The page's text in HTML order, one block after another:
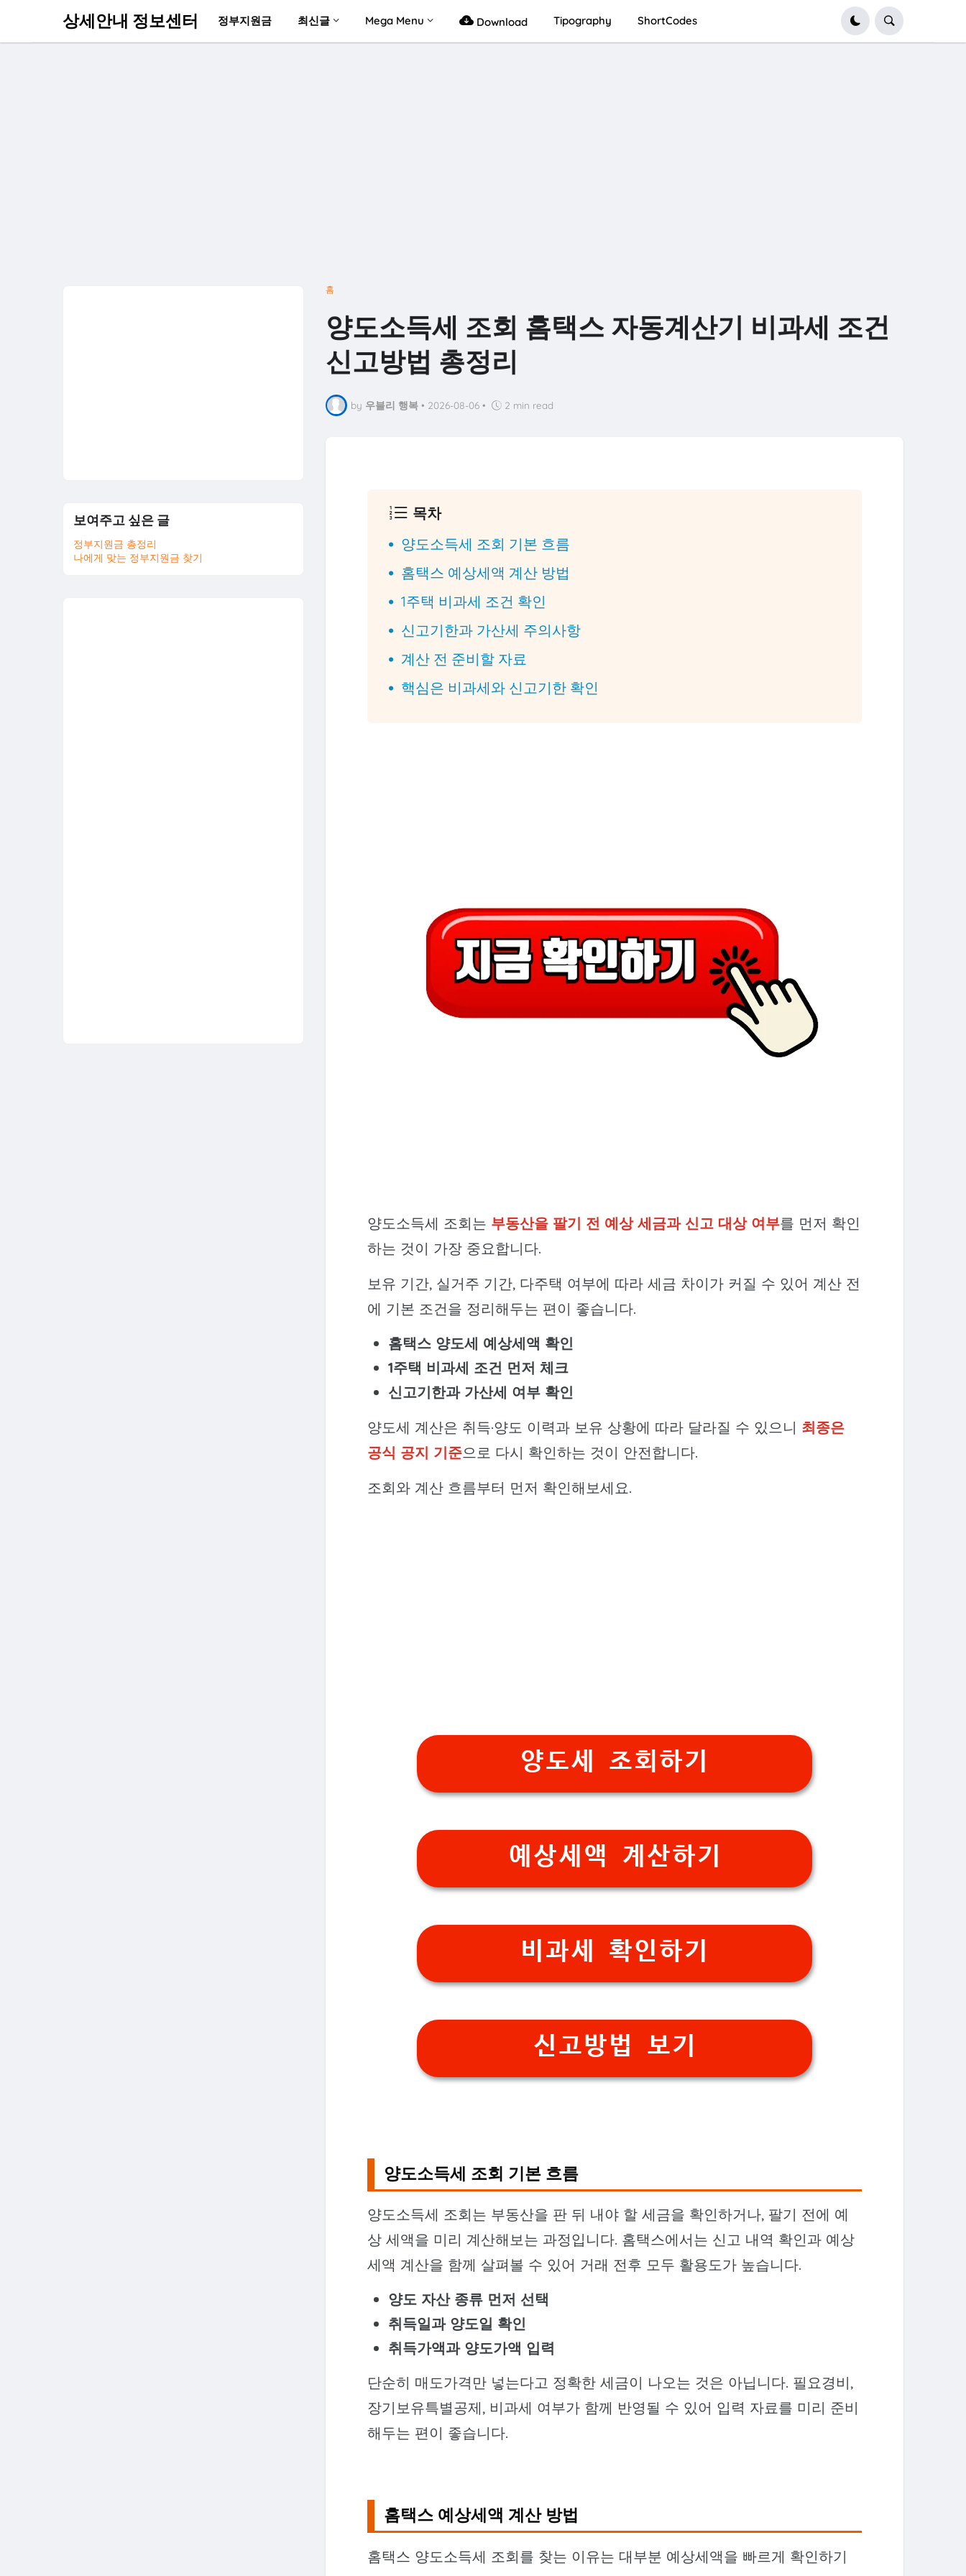
상세안내 정보센터 정부지원금 최신글 Mega Menu Download Tipography ShortCodes
홈
양도소득세 조회 홈택스 자동계산기 비과세 조건
신고방법 총정리
by 우블리 행복 • 2026-08-06 • 2 min read
목차
양도소득세 조회 기본 흐름
홈택스 예상세액 계산 방법
1주택 비과세 조건 확인
신고기한과 가산세 주의사항
계산 전 준비할 자료
핵심은 비과세와 신고기한 확인
양도소득세 조회는 부동산을 팔기 전 예상 세금과 신고 대상 여부를 먼저 확인
하는 것이 가장 중요합니다.
보유 기간, 실거주 기간, 다주택 여부에 따라 세금 차이가 커질 수 있어 계산 전
에 기본 조건을 정리해두는 편이 좋습니다.
홈택스 양도세 예상세액 확인
1주택 비과세 조건 먼저 체크
신고기한과 가산세 여부 확인
양도세 계산은 취득·양도 이력과 보유 상황에 따라 달라질 수 있으니 최종은
공식 공지 기준으로 다시 확인하는 것이 안전합니다.
조회와 계산 흐름부터 먼저 확인해보세요.
양도세 조회하기
예상세액 계산하기
비과세 확인하기
신고방법 보기
양도소득세 조회 기본 흐름
양도소득세 조회는 부동산을 판 뒤 내야 할 세금을 확인하거나, 팔기 전에 예
상 세액을 미리 계산해보는 과정입니다. 홈택스에서는 신고 내역 확인과 예상
세액 계산을 함께 살펴볼 수 있어 거래 전후 모두 활용도가 높습니다.
양도 자산 종류 먼저 선택
취득일과 양도일 확인
취득가액과 양도가액 입력
단순히 매도가격만 넣는다고 정확한 세금이 나오는 것은 아닙니다. 필요경비,
장기보유특별공제, 비과세 여부가 함께 반영될 수 있어 입력 자료를 미리 준비
해두는 편이 좋습니다.
홈택스 예상세액 계산 방법
홈택스 양도소득세 조회를 찾는 이유는 대부분 예상세액을 빠르게 확인하기
보여주고 싶은 글
정부지원금 총정리
나에게 맞는 정부지원금 찾기